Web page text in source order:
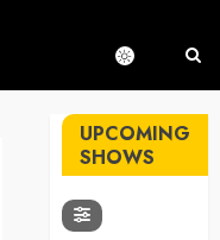
UPCOMING
SHOWS